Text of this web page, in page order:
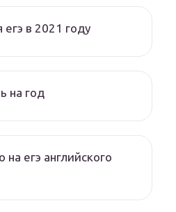
в 2021 году
на год
на егэ английского